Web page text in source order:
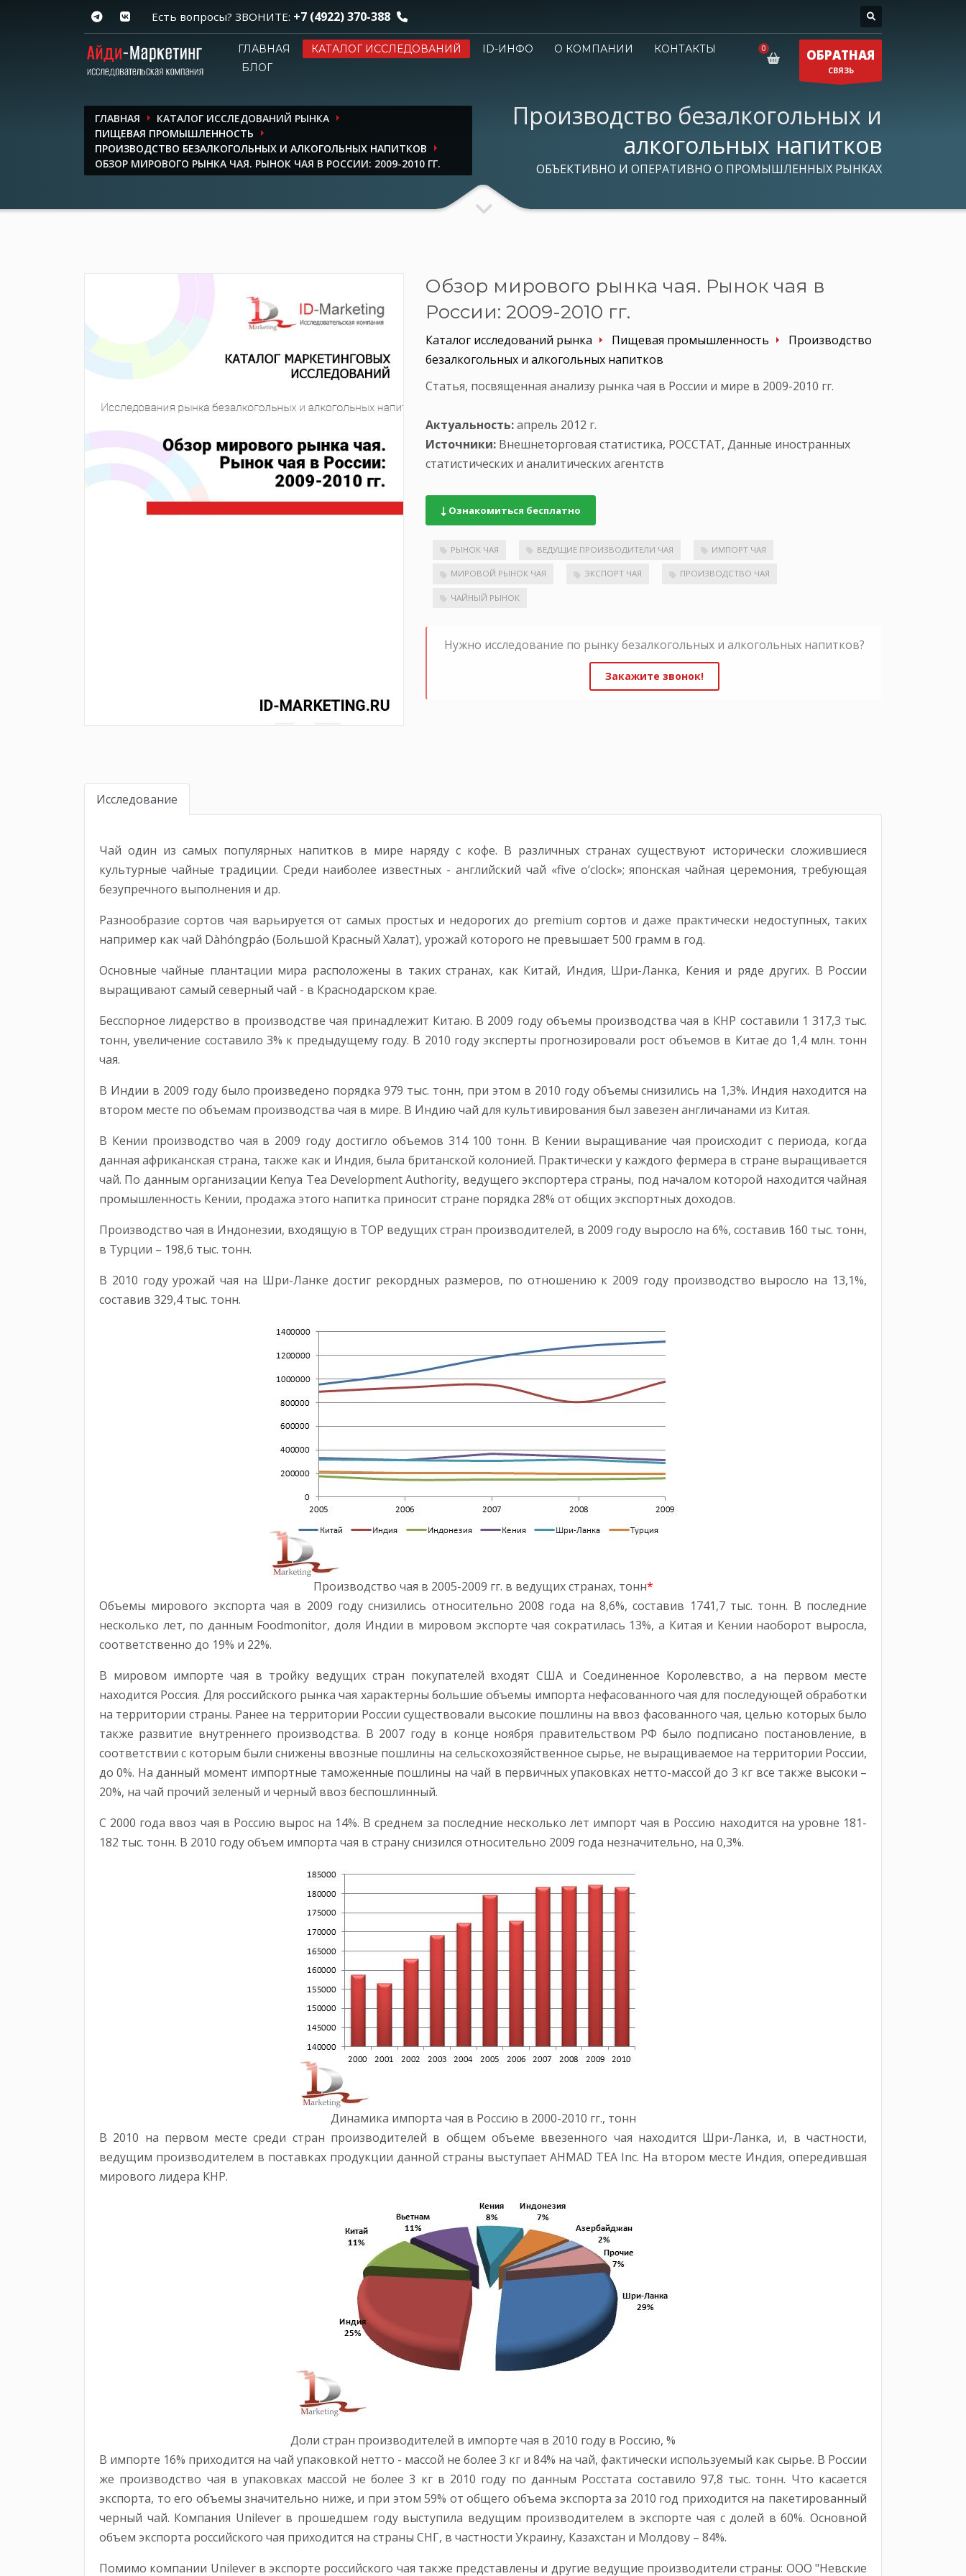
Есть вопросы? ЗВОНИТЕ: +7 (4922) 370-388
ГЛАВНАЯ КАТАЛОГ ИССЛЕДОВАНИЙ ID-ИНФО О КОМПАНИИ
КОНТАКТЫ
БЛОГ
ОБРАТНАЯ
СВЯЗЬ
ГЛАВНАЯ
КАТАЛОГ ИССЛЕДОВАНИЙ РЫНКА
ПИЩЕВАЯ ПРОМЫШЛЕННОСТЬ
ПРОИЗВОДСТВО БЕЗАЛКОГОЛЬНЫХ И АЛКОГОЛЬНЫХ НАПИТКОВ
ОБЗОР МИРОВОГО РЫНКА ЧАЯ. РЫНОК ЧАЯ В РОССИИ: 2009-2010 ГГ.
Производство безалкогольных и
алкогольных напитков
ОБЪЕКТИВНО И ОПЕРАТИВНО О ПРОМЫШЛЕННЫХ РЫНКАХ
Обзор мирового рынка чая. Рынок чая в
России: 2009-2010 гг.
Каталог исследований рынка Пищевая промышленность
Производство
безалкогольных и алкогольных напитков
Статья, посвященная анализу рынка чая в России и мире в 2009-2010 гг.
Актуальность:апрель 2012 г.
Источники: Внешнеторговая статистика, РОССТАТ, Данные иностранных
статистических и аналитических агентств
Ознакомиться бесплатно
РЫНОК ЧАЯ ВЕДУЩИЕ ПРОИЗВОДИТЕЛИ ЧАЯ ИМПОРТ ЧАЯ
МИРОВОЙ РЫНОК ЧАЯ ЭКСПОРТ ЧАЯ ПРОИЗВОДСТВО ЧАЯ
ЧАЙНЫЙ РЫНОК
Нужно исследование по рынку безалкогольных и алкогольных напитков?
Закажите звонок!
Исследование
Чай один из самых популярных напитков в мире наряду с кофе. В различных странах существуют исторически сложившиеся
культурные чайные традиции. Среди наиболее известных - английский чай «five o’clock»; японская чайная церемония, требующая
безупречного выполнения и др.
Разнообразие сортов чая варьируется от самых простых и недорогих до premium сортов и даже практически недоступных, таких
например как чай Dàhóngpáo (Большой Красный Халат), урожай которого не превышает 500 грамм в год.
Основные чайные плантации мира расположены в таких странах, как Китай, Индия, Шри-Ланка, Кения и ряде других. В России
выращивают самый северный чай - в Краснодарском крае.
Бесспорное лидерство в производстве чая принадлежит Китаю. В 2009 году объемы производства чая в КНР составили 1 317,3 тыс.
тонн, увеличение составило 3% к предыдущему году. В 2010 году эксперты прогнозировали рост объемов в Китае до 1,4 млн. тонн
чая.
В Индии в 2009 году было произведено порядка 979 тыс. тонн, при этом в 2010 году объемы снизились на 1,3%. Индия находится на
втором месте по объемам производства чая в мире. В Индию чай для культивирования был завезен англичанами из Китая.
В Кении производство чая в 2009 году достигло объемов 314 100 тонн. В Кении выращивание чая происходит с периода, когда
данная африканская страна, также как и Индия, была британской колонией. Практически у каждого фермера в стране выращивается
чай. По данным организации Kenya Tea Development Authority, ведущего экспортера страны, под началом которой находится чайная
промышленность Кении, продажа этого напитка приносит стране порядка 28% от общих экспортных доходов.
Производство чая в Индонезии, входящую в ТОР ведущих стран производителей, в 2009 году выросло на 6%, составив 160 тыс. тонн,
в Турции – 198,6 тыс. тонн.
В 2010 году урожай чая на Шри-Ланке достиг рекордных размеров, по отношению к 2009 году производство выросло на 13,1%,
составив 329,4 тыс. тонн.
Производство чая в 2005-2009 гг. в ведущих странах, тонн*
Объемы мирового экспорта чая в 2009 году снизились относительно 2008 года на 8,6%, составив 1741,7 тыс. тонн. В последние
несколько лет, по данным Foodmonitor, доля Индии в мировом экспорте чая сократилась 13%, а Китая и Кении наоборот выросла,
соответственно до 19% и 22%.
В мировом импорте чая в тройку ведущих стран покупателей входят США и Соединенное Королевство, а на первом месте
находится Россия. Для российского рынка чая характерны большие объемы импорта нефасованного чая для последующей обработки
на территории страны. Ранее на территории России существовали высокие пошлины на ввоз фасованного чая, целью которых было
также развитие внутреннего производства. В 2007 году в конце ноября правительством РФ было подписано постановление, в
соответствии с которым были снижены ввозные пошлины на сельскохозяйственное сырье, не выращиваемое на территории России,
до 0%. На данный момент импортные таможенные пошлины на чай в первичных упаковках нетто-массой до 3 кг все также высоки –
20%, на чай прочий зеленый и черный ввоз беспошлинный.
С 2000 года ввоз чая в Россию вырос на 14%. В среднем за последние несколько лет импорт чая в Россию находится на уровне 181-
182 тыс. тонн. В 2010 году объем импорта чая в страну снизился относительно 2009 года незначительно, на 0,3%.
Динамика импорта чая в Россию в 2000-2010 гг., тонн
В 2010 на первом месте среди стран производителей в общем объеме ввезенного чая находится Шри-Ланка, и, в частности,
ведущим производителем в поставках продукции данной страны выступает AHMAD TEA Inc. На втором месте Индия, опередившая
мирового лидера КНР.
Доли стран производителей в импорте чая в 2010 году в Россию, %
В импорте 16% приходится на чай упаковкой нетто - массой не более 3 кг и 84% на чай, фактически используемый как сырье. В России
же производство чая в упаковках массой не более 3 кг в 2010 году по данным Росстата составило 97,8 тыс. тонн. Что касается
экспорта, то его объемы значительно ниже, и при этом 59% от общего объема экспорта за 2010 год приходится на пакетированный
черный чай. Компания Unilever в прошедшем году выступила ведущим производителем в экспорте чая с долей в 60%. Основной
объем экспорта российского чая приходится на страны СНГ, в частности Украину, Казахстан и Молдову – 84%.
Помимо компании Unilever в экспорте российского чая также представлены и другие ведущие производители страны: ООО "Невские